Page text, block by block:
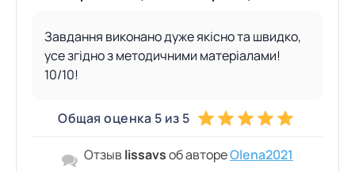
Общая оценка 5 из 5
Завдання виконано дуже якісно та швидко,
усе згідно з методичними матеріалами!
10/10!
Отзыв lissavsоб автореOlena2021